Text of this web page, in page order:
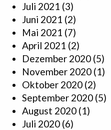
Juli 2021 (3)
Juni 2021 (2)
Mai 2021 (7)
April 2021 (2)
Dezember 2020 (5)
November 2020 (1)
Oktober 2020 (2)
September 2020 (5)
August 2020 (1)
Juli 2020 (6)